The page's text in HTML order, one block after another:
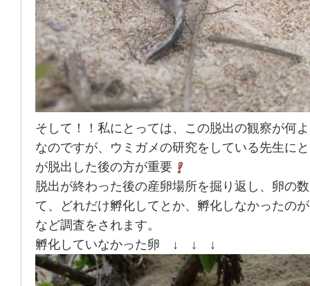
そして！！私にとっては、この脱出の観察が何
なのですが、ウミガメの研究をしている先生に
が脱出した後の方が重要
脱出が終わった後の産卵場所を掘り返し、卵の
て、どれだけ孵化してとか、孵化しなかったの
など調査をされます。
孵化していなかった卵 ↓ ↓ ↓